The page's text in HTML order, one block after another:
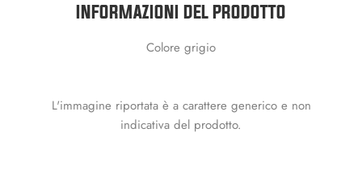
INFORMAZIONI DEL PRODOTTO
Colore grigio
L'immagine riportata è a carattere generico e non
indicativa del prodotto.